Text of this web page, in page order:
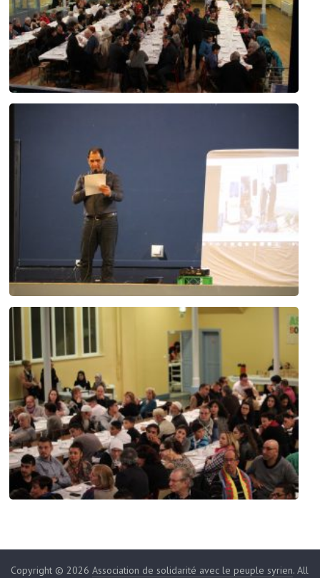
Copyright © 2026Association de solidarité avec le peuple syrien. All